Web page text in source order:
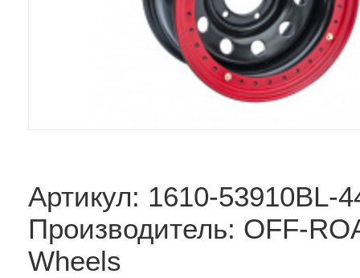
Артикул: 1610-53910BL-
Производитель: OFF-
Wheels